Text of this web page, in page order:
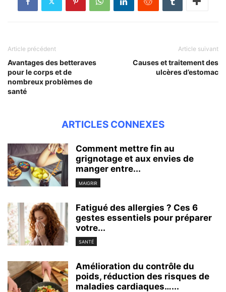
Article précédent
Avantages des betteraves
pour le corps et de
nombreux problèmes de
santé
Article suivant
Causes et traitement des
ulcères d’estomac
ARTICLES CONNEXES
Comment mettre fin au
grignotage et aux envies de
manger entre...
MAIGRIR
Fatigué des allergies ? Ces 6
gestes essentiels pour préparer
votre...
SANTÉ
Amélioration du contrôle du
poids, réduction des risques de
maladies cardiaques…...